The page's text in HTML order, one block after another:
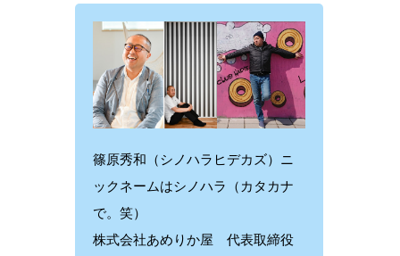
篠原秀和（シノハラヒデカズ）ニ
ックネームはシノハラ（カタカナ
で。笑）
株式会社あめりか屋 代表取締役